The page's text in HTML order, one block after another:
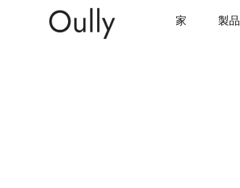
家 製品